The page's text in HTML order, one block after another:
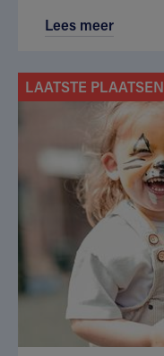
Lees meer
LAATSTE PLAATSEN